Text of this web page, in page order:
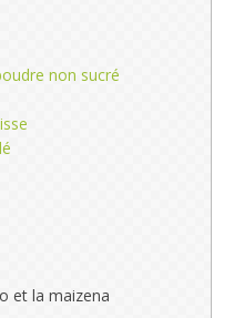
non sucré
et la maizena